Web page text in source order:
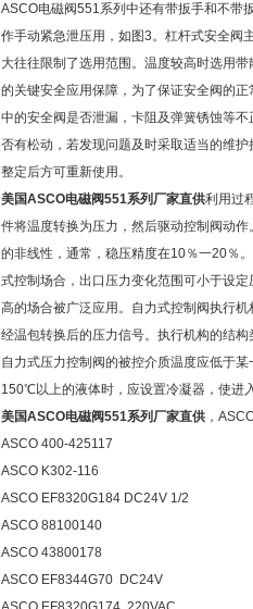
ASCO电磁阀551系列中还有带扳手和不带
作手动紧急泄压用，如图3。杠杆式安全阀
大往往限制了选用范围。温度较高时选用
的关键安全应用保障，为了保证安全阀的
中的安全阀是否泄漏，卡阻及弹簧锈蚀等
否有松动，若发现问题及时采取适当的维
整定后方可重新使用。
美国ASCO电磁阀551系列厂家直供利用过
件将温度转换为压力，然后驱动控制阀动
的非线性，通常，稳压精度在10％一20％
式控制场合，出口压力变化范围可小于设
高的场合被广泛应用。自力式控制阀执行
经温包转换后的压力信号。执行机构的结
自力式压力控制阀的被控介质温度应低于
150℃以上的液体时，应设置冷凝器，使进
美国ASCO电磁阀551系列厂家直供 ，
ASCO 400-425117
ASCO K302-116
ASCO EF8320G184 DC24V 1/2
ASCO 88100140
ASCO 43800178
ASCO EF8344G70 DC24V